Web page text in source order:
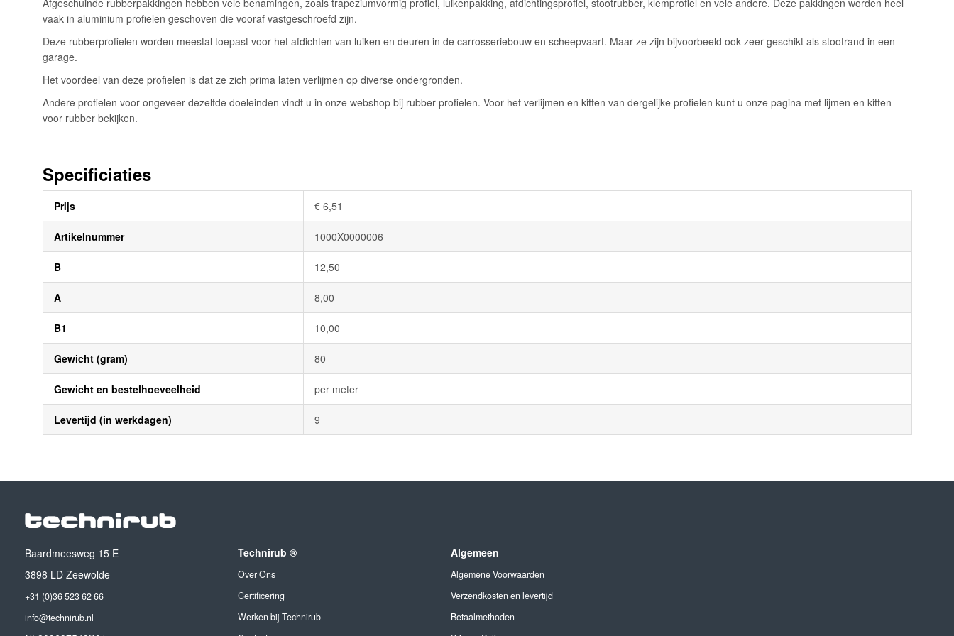
afbeeldingen-
gallerij
Afgeschuinde rubberpakkingen hebben vele benamingen, zoals trapeziumvormig profiel, luikenpakking, afdichtingsprofiel, stootrubber, klemprofiel en vele andere. Deze pakkingen worden heel
vaak in aluminium profielen geschoven die vooraf vastgeschroefd zijn.
Deze rubberprofielen worden meestal toepast voor het afdichten van luiken en deuren in de carrosseriebouw en scheepvaart. Maar ze zijn bijvoorbeeld ook zeer geschikt als stootrand in een
garage.
Het voordeel van deze profielen is dat ze zich prima laten verlijmen op diverse ondergronden.
Andere profielen voor ongeveer dezelfde doeleinden vindt u in onze webshop bij rubber profielen. Voor het verlijmen en kitten van dergelijke profielen kunt u onze pagina met lijmen en kitten
voor rubber bekijken.
Specificiaties
informatie
Prijs € 6,51
Artikelnummer 1000X0000006
B 12,50
A 8,00
B1 10,00
Gewicht (gram) 80
Gewicht en bestelhoeveelheid per meter
Levertijd (in werkdagen) 9
Baardmeesweg 15 E
3898 LD Zeewolde
+31 (0)36 523 62 66
info@technirub.nl
Technirub ®
Over Ons
Certificering
Werken bij Technirub
Algemeen
Algemene Voorwaarden
Verzendkosten en levertijd
Betaalmethoden